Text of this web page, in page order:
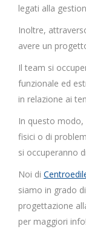
legati alla
Inoltre,
avere un
Il team si
funzionale ed
in relazione ai
In questo
fisici o di
si occuperanno
Noi di
siamo in grado
progettazione
per maggiori info!